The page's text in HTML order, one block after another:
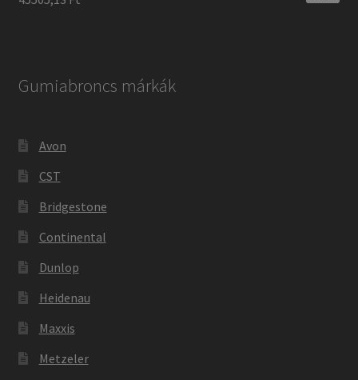
Gumiabroncs márkák
Avon
CST
Bridgestone
Continental
Dunlop
Heidenau
Maxxis
Metzeler